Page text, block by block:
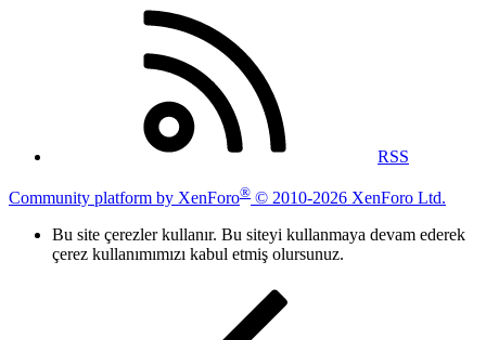
RSS
Community platform by XenForo® © 2010-2026 XenForo Ltd.
Bu site çerezler kullanır. Bu siteyi kullanmaya devam ederek
çerez kullanımımızı kabul etmiş olursunuz.